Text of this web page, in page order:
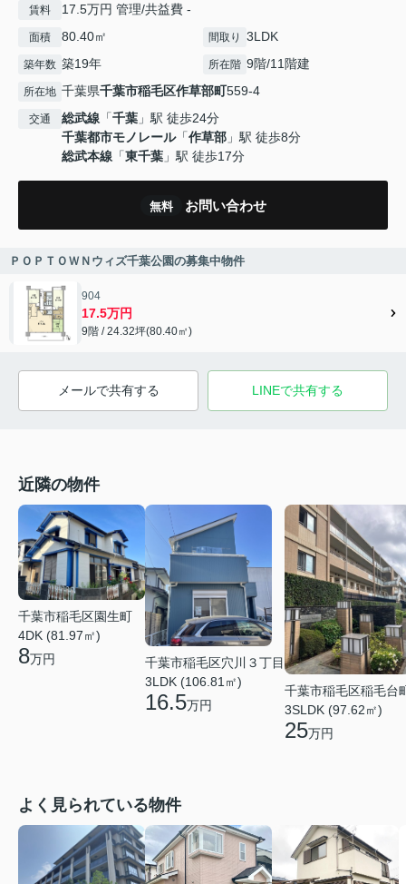
賃料 17.5万円 管理/共益費 -
面積 80.40㎡ 間取り 3LDK
築年数 築19年 所在階 9階/11階建
所在地 千葉県千葉市稲毛区作草部町559-4
交通 総武線 「千葉 」駅 徒歩24分
千葉都市モノレール「作草部 」駅 徒歩8分
総武本線 「東千葉 」駅 徒歩17分
無料 お問い合わせ
ＰＯＰＴＯＷＮウィズ千葉公園の募集中物件
904
17.5万円
9階 / 24.32坪(80.40㎡)
メールで共有する LINEで共有する
近隣の物件
千葉市稲毛区園生町
4DK (81.97㎡)
8万円
千葉市稲毛区穴川３丁目
3LDK (106.81㎡)
16.5万円
千葉市稲毛区稲毛台
3SLDK (97.62㎡)
25万円
よく見られている物件